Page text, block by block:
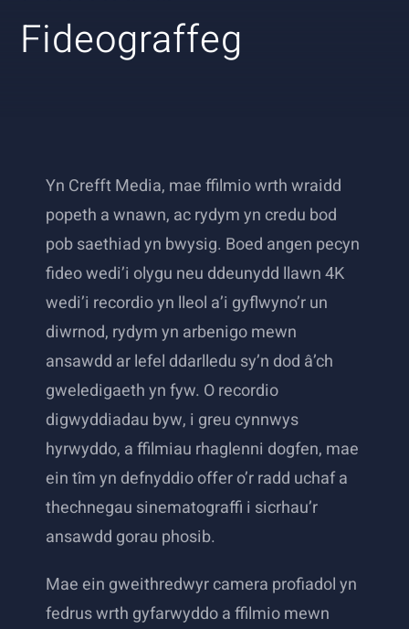
Fideograffeg
Yn Crefft Media, mae ffilmio wrth wraidd
popeth a wnawn, ac rydym yn credu bod
pob saethiad yn bwysig. Boed angen pecyn
fideo wedi’i olygu neu ddeunydd llawn 4K
wedi’i recordio yn lleol a’i gyflwyno’r un
diwrnod, rydym yn arbenigo mewn
ansawdd ar lefel ddarlledu sy’n dod â’ch
gweledigaeth yn fyw. O recordio
digwyddiadau byw, i greu cynnwys
hyrwyddo, a ffilmiau rhaglenni dogfen, mae
ein tîm yn defnyddio offer o’r radd uchaf a
thechnegau sinematograffi i sicrhau’r
ansawdd gorau phosib.
Mae ein gweithredwyr camera profiadol yn
fedrus wrth gyfarwyddo a ffilmio mewn